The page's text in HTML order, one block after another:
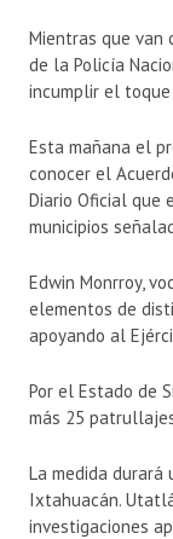
Mientras que van
de la Policía
incumplir el toque
Esta mañana el
conocer el
Diario Oficial que
municipios
Edwin Monrroy,
elementos de
apoyando al
Por el Estado de
más 25
La medida durará
Ixtahuacán.
investigaciones